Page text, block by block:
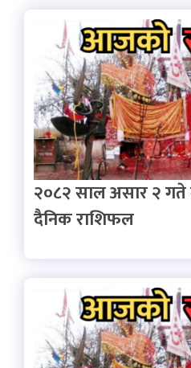
२०८२ साल असार २
दैनिक राशिफल